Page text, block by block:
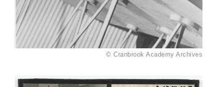
© Cranbrook Academy Archives